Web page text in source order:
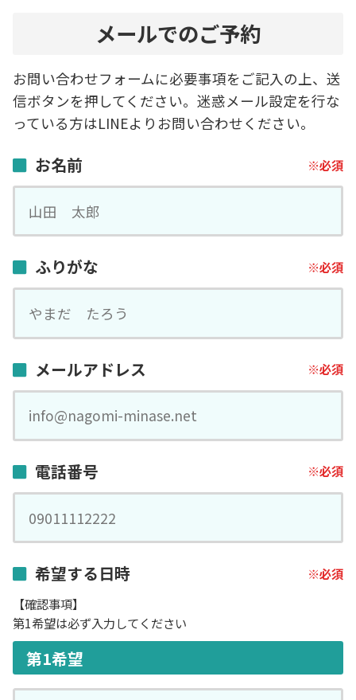
メールでのご予約
お問い合わせフォームに必要事項をご記入の上、送
信ボタンを押してください。迷惑メール設定を行な
っている方はLINEよりお問い合わせください。
お名前
ふりがな
メールアドレス
電話番号
希望する日時
【確認事項】
第1希望は必ず入力してください
第1希望